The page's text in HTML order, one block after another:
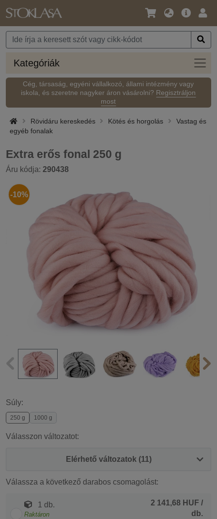
Nyelv
Pénznem
Fő
Kategóriák
Cég, társaság, egyéni vállalkozó, állami intézmény vagy
iskola, és szeretne nagyker áron vásárolni? Regisztráljon
most
Rövidáru kereskedés Kötés és horgolás
Vastag és
egyéb fonalak
Extra erős fonal 250 g
Áru kódja: 290438
-10%
Súly:
250 g 1000 g
Válasszon változatot:
Elérhető változatok (11)
Válassza a következő darabos csomagolást:
1 db.
Raktáron
2 141,68 HUF /
db.